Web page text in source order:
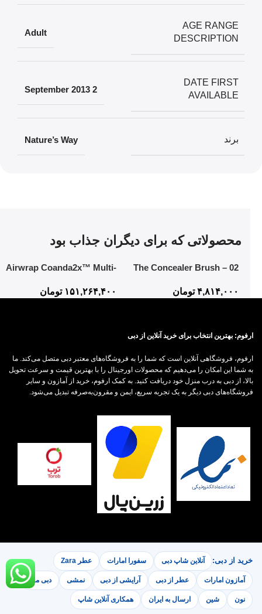
AGE RANGE
DESCRIPTION
‎Adult
DATE FIRST
AVAILABLE
2 September 2013
برند ‎Nature’s Way
محصولاتی که برای دیگران جذاب بود
02 The Concealer Brush –
Application In Half The Time
۴,۸۱۴,۰۰۰ تومان
Airwrap Coanda2x™ Multi-
۱۵۱,۲۶۴,۴۰۰ تومان
ارفوم: بهترین انتخاب برای خرید آنلاین از دبی
ارفوم، فروشگاهی آنلاین است که شما را به فروشگاه‌های معتبر دبی متصل می‌کند. ما
به شما این امکان را می‌دهیم که محصولات اورجینال را با بهترین قیمت و سرعت تحویل
بالا، از دبی به درب منزل خود دریافت کنید. به کمک ارفوم، خرید از آمازون و سایر
فروشگاه‌های دبی دیگر به یک تجربه سریع، ایمن و مقرون‌به‌صرفه تبدیل می‌شود.
خرید از دبی: آنلاین شاپ دبی سفورا امارات عطر Zara
آمازون امارات عطر از دبی آرایشی از دبی نمشی دبی مال
نون شین ارسال به ایران همکاری آنلاین شاپ